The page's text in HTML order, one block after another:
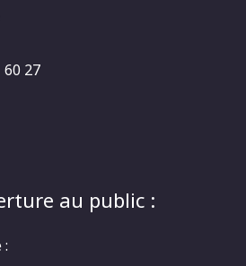
60 27
au public :